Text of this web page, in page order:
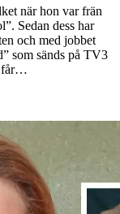
när hon var frän
Sedan dess har
och med jobbet
som sänds på TV3
får…